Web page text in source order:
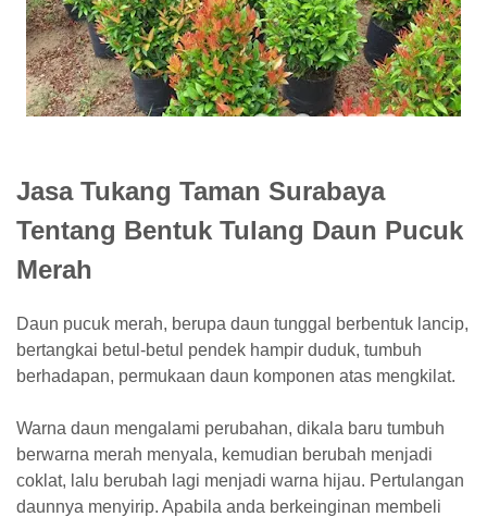
Jasa Tukang Taman Surabaya
Tentang Bentuk Tulang Daun Pucuk
Merah
Daun pucuk merah, berupa daun tunggal berbentuk lancip,
bertangkai betul-betul pendek hampir duduk, tumbuh
berhadapan, permukaan daun komponen atas mengkilat.
Warna daun mengalami perubahan, dikala baru tumbuh
berwarna merah menyala, kemudian berubah menjadi
coklat, lalu berubah lagi menjadi warna hijau. Pertulangan
daunnya menyirip. Apabila anda berkeinginan membeli